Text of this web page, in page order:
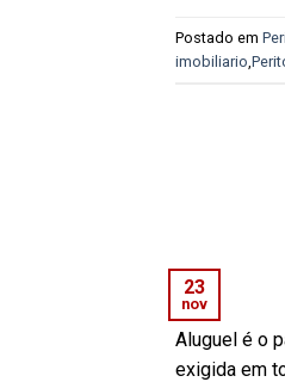
Postado em
imobiliario
23
nov
Aluguel é o
exigida em